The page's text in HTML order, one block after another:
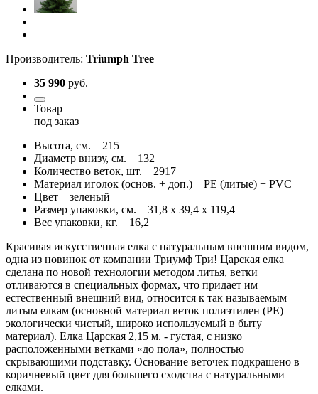
Производитель: Triumph Tree
35 990 руб.
Товар
под заказ
Высота, см. 215
Диаметр внизу, см. 132
Количество веток, шт. 2917
Материал иголок (основ. + доп.) PE (литые) + PVC
Цвет зеленый
Размер упаковки, см. 31,8 x 39,4 x 119,4
Вес упаковки, кг. 16,2
Красивая искусственная елка с натуральным внешним видом,
одна из новинок от компании Триумф Три! Царская елка
сделана по новой технологии методом литья, ветки
отливаются в специальных формах, что придает им
естественный внешний вид, относится к так называемым
литым елкам (основной материал веток полиэтилен (PE) –
экологически чистый, широко используемый в быту
материал). Елка Царская 2,15 м. - густая, с низко
расположенными ветками «до пола», полностью
скрывающими подставку. Основание веточек подкрашено в
коричневый цвет для большего сходства с натуральными
елками.